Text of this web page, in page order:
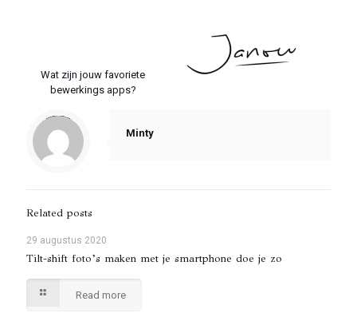
Wat zijn jouw favoriete
bewerkings apps?
Notice
: Trying to access array offset on value of type null in
/var/www/vhosts/foonfoto.nl/httpdocs/wp-content/themes/betheme/includes/content-single.php
on line286
Minty
Related posts
29 augustus 2020
Tilt-shift foto’s maken met je smartphone doe je zo
Read more